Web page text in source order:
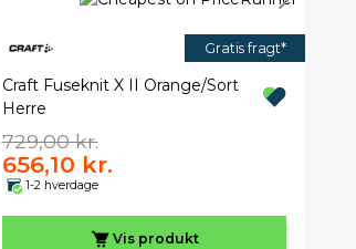
Gratis fragt*
Craft Fuseknit X II Orange/Sort
Herre
729,00 kr.
656,10 kr.
1-2 hverdage
Vis produkt